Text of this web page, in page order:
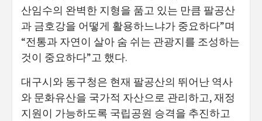
산임수의 완벽한 지형을 품고 있는 만큼 팔공산
과 금호강을 어떻게 활용하느냐가 중요하다”며
“전통과 자연이 살아 숨 쉬는 관광지를 조성하는
것이 중요하다”고 했다.
대구시와 동구청은 현재 팔공산의 뛰어난 역사
와 문화유산을 국가적 자산으로 관리하고, 재정
지원이 가능하도록 국립공원 승격을 추진하고